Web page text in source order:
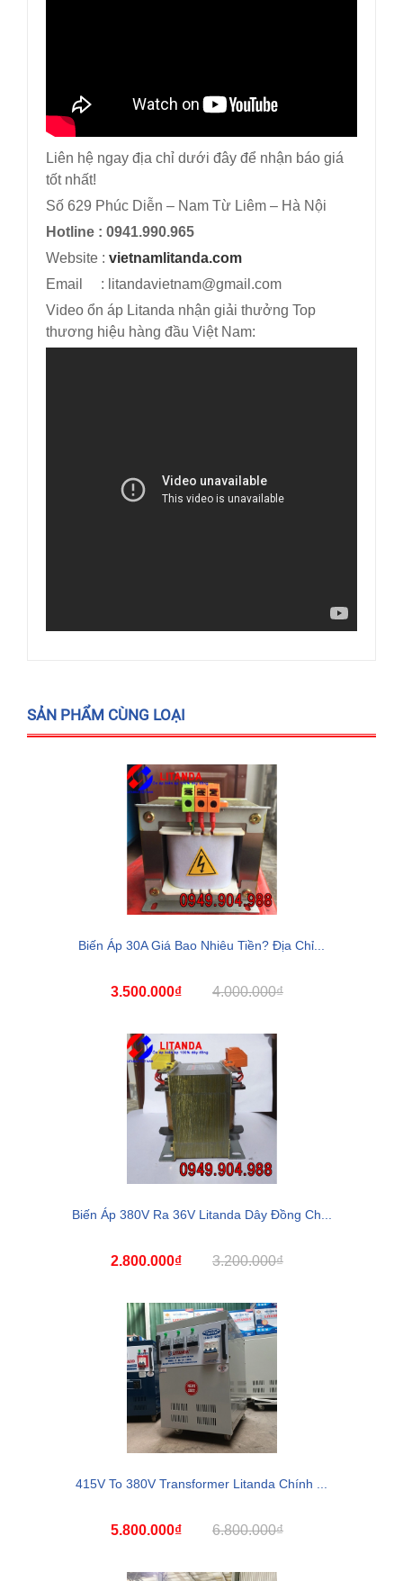
Liên hệ ngay địa chỉ dưới đây để nhận báo giá
tốt nhất!
Số 629 Phúc Diễn – Nam Từ Liêm – Hà Nội
Hotline : 0941.990.965
Website : vietnamlitanda.com
Email : litandavietnam@gmail.com
Video ổn áp Litanda nhận giải thưởng Top
thương hiệu hàng đầu Việt Nam:
SẢN PHẨM CÙNG LOẠI
Biến Áp 30A Giá Bao Nhiêu Tiền? Địa Chỉ...
3.500.000₫ 4.000.000₫
Biến Áp 380V Ra 36V Litanda Dây Đồng Ch...
2.800.000₫ 3.200.000₫
415V To 380V Transformer Litanda Chính ...
5.800.000₫ 6.800.000₫